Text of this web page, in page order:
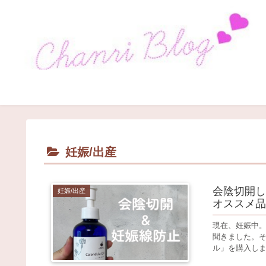
妊娠/出産
妊娠/出産
会陰切開
オススメ品
現在、妊娠中
聞きました。
ル」を購入し